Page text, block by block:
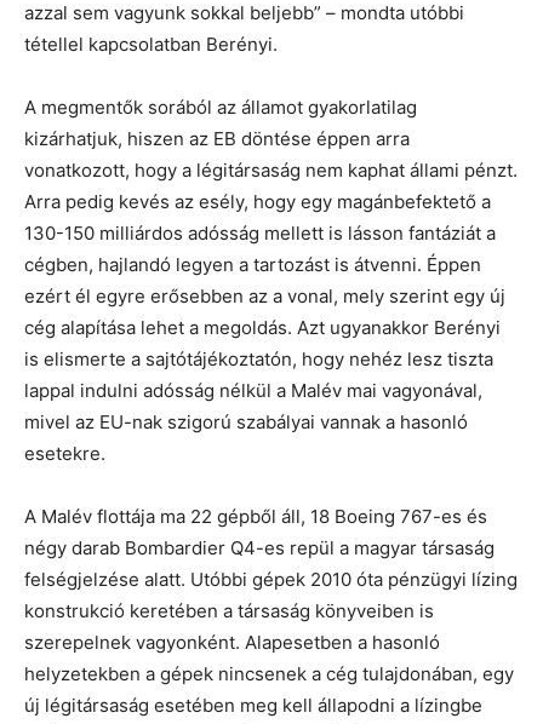
azzal sem vagyunk sokkal beljebb” – mondta utóbbi
tétellel kapcsolatban Berényi.
A megmentők sorából az államot gyakorlatilag
kizárhatjuk, hiszen az EB döntése éppen arra
vonatkozott, hogy a légitársaság nem kaphat állami pénzt.
Arra pedig kevés az esély, hogy egy magánbefektető a
130-150 milliárdos adósság mellett is lásson fantáziát a
cégben, hajlandó legyen a tartozást is átvenni. Éppen
ezért él egyre erősebben az a vonal, mely szerint egy új
cég alapítása lehet a megoldás. Azt ugyanakkor Berényi
is elismerte a sajtótájékoztatón, hogy nehéz lesz tiszta
lappal indulni adósság nélkül a Malév mai vagyonával,
mivel az EU-nak szigorú szabályai vannak a hasonló
esetekre.
A Malév flottája ma 22 gépből áll, 18 Boeing 767-es és
négy darab Bombardier Q4-es repül a magyar társaság
felségjelzése alatt. Utóbbi gépek 2010 óta pénzügyi lízing
konstrukció keretében a társaság könyveiben is
szerepelnek vagyonként. Alapesetben a hasonló
helyzetekben a gépek nincsenek a cég tulajdonában, egy
új légitársaság esetében meg kell állapodni a lízingbe